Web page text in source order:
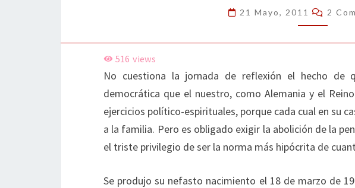
21 Mayo, 2011 2
516 views
No cuestiona la jornada de reflexión el hecho de
democrática que el nuestro, como Alemania y el
ejercicios político-espirituales, porque cada cual en su
a la familia. Pero es obligado exigir la abolición de la
el triste privilegio de ser la norma más hipócrita de
Se produjo su nefasto nacimiento el 18 de marzo de